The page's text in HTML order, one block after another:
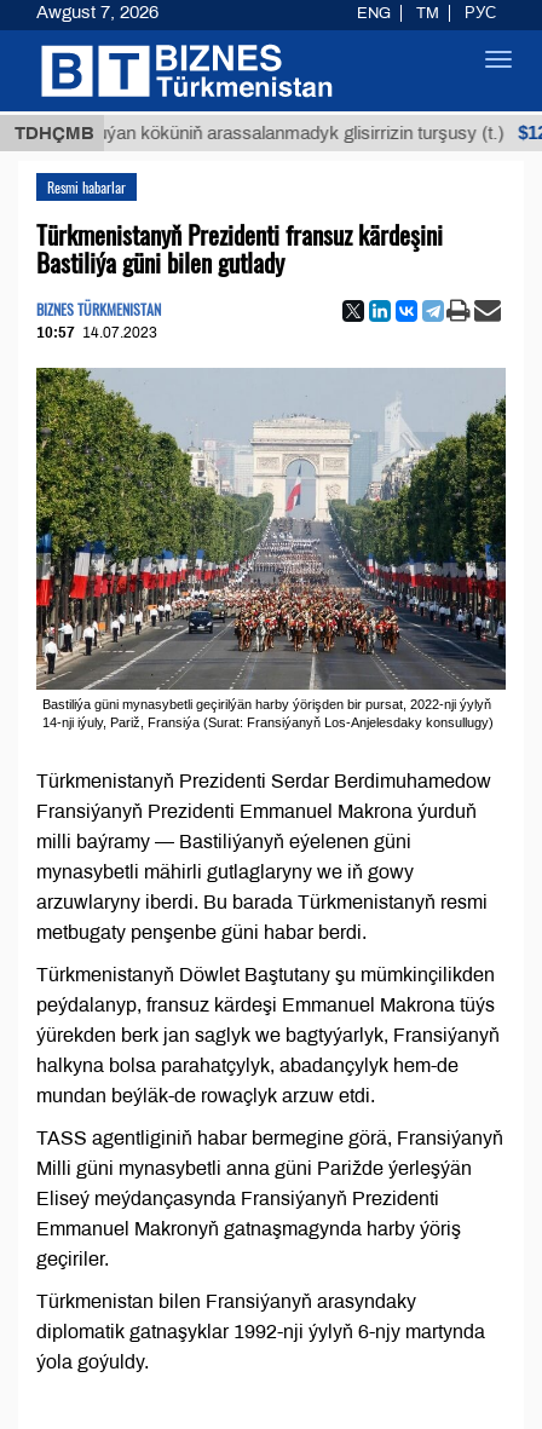
TDHÇMB
Buýan köküniň arassalanmadyk glisirrizin turşusy (t.)
Resmi habarlar
Türkmenistanyň Prezidenti fransuz kärdeşini
Bastiliýa güni bilen gutlady
BIZNES TÜRKMENISTAN
10:57 14.07.2023
Bastiliýa güni mynasybetli geçirilýän harby ýörişden bir pursat, 2022-nji ýylyň
14-nji iýuly, Pariž, Fransiýa (Surat: Fransiýanyň Los-Anjelesdaky konsullugy)
Türkmenistanyň Prezidenti Serdar Berdimuhamedow
Fransiýanyň Prezidenti Emmanuel Makrona ýurduň
milli baýramy — Bastiliýanyň eýelenen güni
mynasybetli mähirli gutlaglaryny we iň gowy
arzuwlaryny iberdi. Bu barada Türkmenistanyň resmi
metbugaty penşenbe güni habar berdi.
Türkmenistanyň Döwlet Baştutany şu mümkinçilikden
peýdalanyp, fransuz kärdeşi Emmanuel Makrona tüýs
ýürekden berk jan saglyk we bagtyýarlyk, Fransiýanyň
halkyna bolsa parahatçylyk, abadançylyk hem-de
mundan beýläk-de rowaçlyk arzuw etdi.
TASS agentliginiň habar bermegine görä, Fransiýanyň
Milli güni mynasybetli anna güni Parižde ýerleşýän
Eliseý meýdançasynda Fransiýanyň Prezidenti
Emmanuel Makronyň gatnaşmagynda harby ýöriş
geçiriler.
Türkmenistan bilen Fransiýanyň arasyndaky
diplomatik gatnaşyklar 1992-nji ýylyň 6-njy martynda
ýola goýuldy.
Awgust 7, 2026 ENG TM РУС